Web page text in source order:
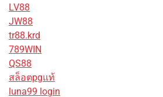
LV88
JW88
tr88.krd
789WIN
QS88
สล็อตpgแท้
luna99 login